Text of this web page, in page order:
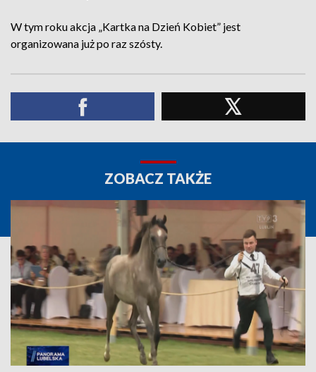
W tym roku akcja „Kartka na Dzień Kobiet” jest
organizowana już po raz szósty.
ZOBACZ TAKŻE